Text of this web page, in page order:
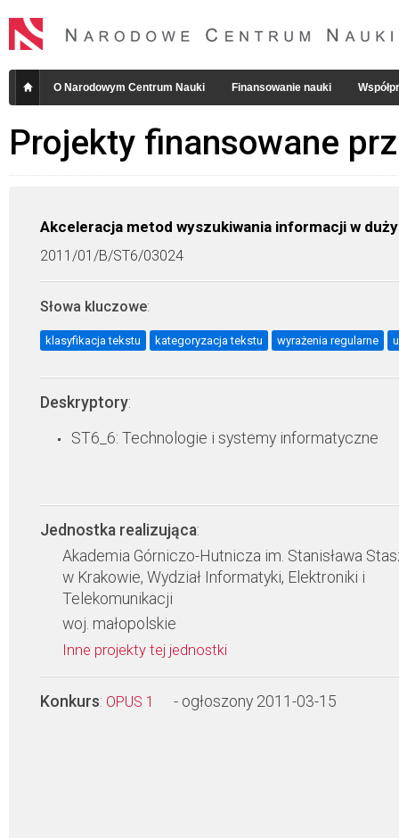
O Narodowym Centrum Nauki Finansowanie nauki
Projekty finansowane
Akceleracja metod wyszukiwania informacji w
2011/01/B/ST6/03024
Słowa kluczowe:
klasyfikacja tekstu kategoryzacja tekstu wyrażenia regularne
Deskryptory:
ST6_6: Technologie i systemy informatyczne
Jednostka realizująca:
Akademia Górniczo-Hutnicza im. Stanisława
w Krakowie, Wydział Informatyki, Elektroniki i
Telekomunikacji
woj. małopolskie
Inne projekty tej jednostki
Konkurs: OPUS 1 - ogłoszony 2011-03-15